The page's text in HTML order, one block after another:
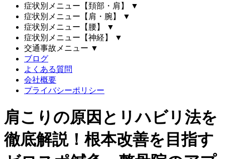
症状別メニュー【頚部・肩】
▼
症状別メニュー【肩・腕】
▼
症状別メニュー【腰】
▼
症状別メニュー【神経】
▼
交通事故メニュー ▼
ブログ
よくある質問
会社概要
プライバシーポリシー
肩こりの原因とリハビリ法を
徹底解説！根本改善を目指す